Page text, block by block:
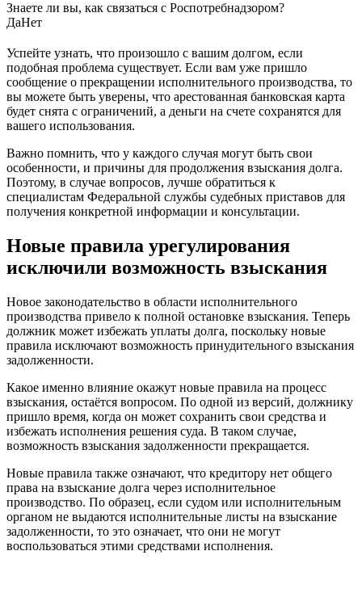
Знаете ли вы, как связаться с Роспотребнадзором?
ДаНет
Успейте узнать, что произошло с вашим долгом, если
подобная проблема существует. Если вам уже пришло
сообщение о прекращении исполнительного производства, то
вы можете быть уверены, что арестованная банковская карта
будет снята с ограничений, а деньги на счете сохранятся для
вашего использования.
Важно помнить, что у каждого случая могут быть свои
особенности, и причины для продолжения взыскания долга.
Поэтому, в случае вопросов, лучше обратиться к
специалистам Федеральной службы судебных приставов для
получения конкретной информации и консультации.
Новые правила урегулирования
исключили возможность взыскания
Новое законодательство в области исполнительного
производства привело к полной остановке взыскания. Теперь
должник может избежать уплаты долга, поскольку новые
правила исключают возможность принудительного взыскания
задолженности.
Какое именно влияние окажут новые правила на процесс
взыскания, остаётся вопросом. По одной из версий, должнику
пришло время, когда он может сохранить свои средства и
избежать исполнения решения суда. В таком случае,
возможность взыскания задолженности прекращается.
Новые правила также означают, что кредитору нет общего
права на взыскание долга через исполнительное
производство. По образец, если судом или исполнительным
органом не выдаются исполнительные листы на взыскание
задолженности, то это означает, что они не могут
воспользоваться этими средствами исполнения.